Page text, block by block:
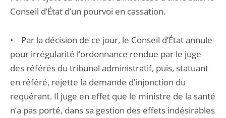
Conseil d’État d’un pourvoi en cassation.
• Par la décision de ce jour, le Conseil d’État annule
pour irrégularité l’ordonnance rendue par le juge
des référés du tribunal administratif, puis, statuant
en référé, rejette la demande d’injonction du
requérant. Il juge en effet que le ministre de la santé
n’a pas porté, dans sa gestion des effets indésirables